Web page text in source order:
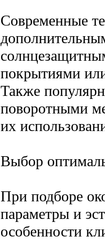
Современные
покрытиями
Также
поворотными
их
Выбор
При подборе
параметры и
особенности